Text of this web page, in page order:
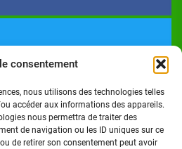
consentement
nous utilisons des technologies telles
accéder aux informations des appareils.
nous permettra de traiter des
de navigation ou les ID uniques sur ce
de retirer son consentement peut avoir